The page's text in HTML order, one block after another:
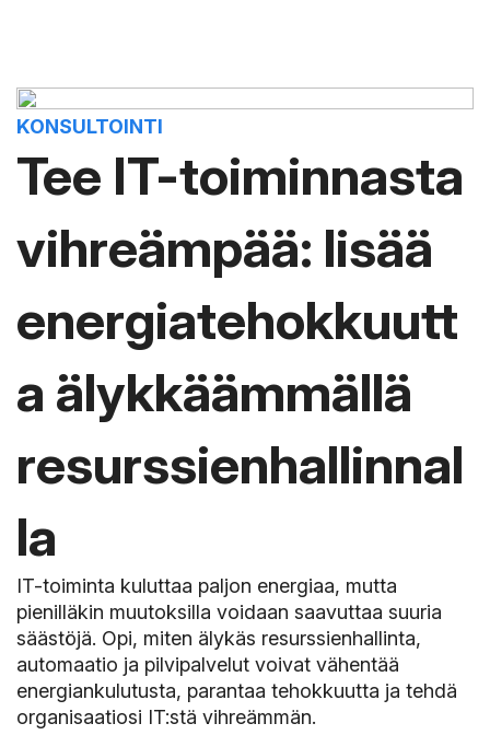
Tee IT-toiminnasta
vihreämpää: lisää
energiatehokkuutt
a älykkäämmällä
resurssienhallinnal
la
KONSULTOINTI
IT-toiminta kuluttaa paljon energiaa, mutta
pienilläkin muutoksilla voidaan saavuttaa suuria
säästöjä. Opi, miten älykäs resurssienhallinta,
automaatio ja pilvipalvelut voivat vähentää
energiankulutusta, parantaa tehokkuutta ja tehdä
organisaatiosi IT:stä vihreämmän.